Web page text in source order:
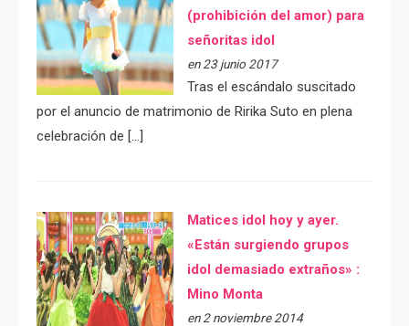
(prohibición del amor) para
señoritas idol
en 23 junio 2017
Tras el escándalo suscitado
por el anuncio de matrimonio de Ririka Suto en plena
celebración de […]
Matices idol hoy y ayer.
«Están surgiendo grupos
idol demasiado extraños» :
Mino Monta
en 2 noviembre 2014